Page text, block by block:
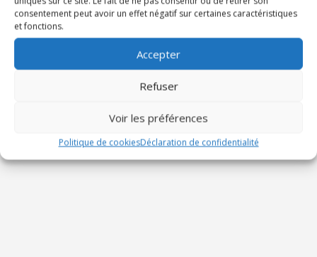
consentement peut avoir un effet négatif sur certaines caractéristiques
et fonctions.
Accepter
Refuser
Voir les préférences
Politique de cookiesDéclaration de confidentialité
409 Avenue Edouard Herriot,